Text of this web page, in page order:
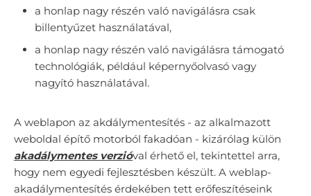
a honlap nagy részén való navigálásra csak
billentyűzet használatával,
a honlap nagy részén való navigálásra támogató
technológiák, például képernyőolvasó vagy
nagyító használatával.
A weblapon az akdálymentesítés - az alkalmazott
weboldal építő motorból fakadóan - kizárólag külön
akadálymentes verzióval érhető el, tekintettel arra,
hogy nem egyedi fejlesztésben készült. A weblap-
akadálymentesítés érdekében tett erőfeszítéseink